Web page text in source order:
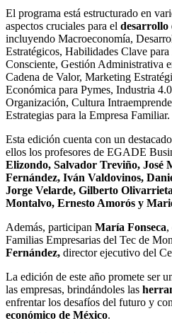
El programa está estructurado en
aspectos cruciales para el desarrollo
incluyendo Macroeconomía,
Estratégicos, Habilidades Clave
Consciente, Gestión Administrativa
Cadena de Valor, Marketing
Económica para Pymes, Industria
Organización, Cultura
Estrategias para la Empresa Familiar.
Esta edición cuenta con un
ellos los profesores de EGADE
Elizondo, Salvador Treviño, José
Fernández, Iván Valdovinos,
Jorge Velarde, Gilberto
Montalvo, Ernesto Amorós y
Además, participan María Fonseca,
Familias Empresarias del Tec de
Fernández, director ejecutivo del
La edición de este año promete ser
las empresas, brindándoles las
enfrentar los desafíos del futuro y
económico de México.